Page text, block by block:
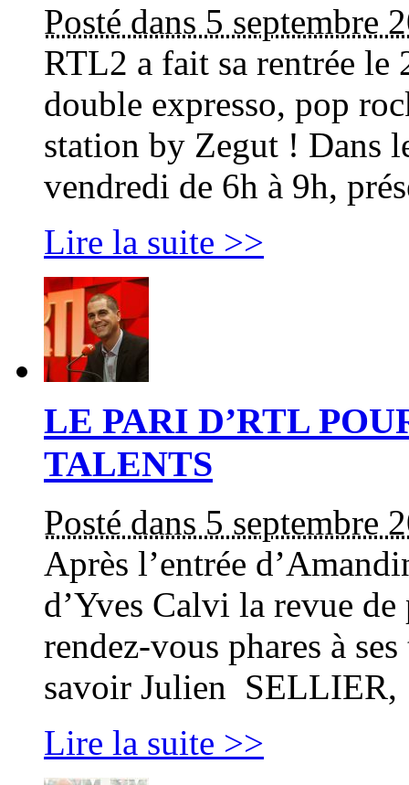
Posté dans 5 septembre
RTL2 a fait sa rentrée le
double expresso, pop
station by Zegut ! Dans
vendredi de 6h à 9h,
Lire la suite >>
LE PARI D’RTL
TALENTS
Posté dans 5 septembre
Après l’entrée
d’Yves Calvi la revue de
rendez-vous phares à
savoir Julien
Lire la suite >>